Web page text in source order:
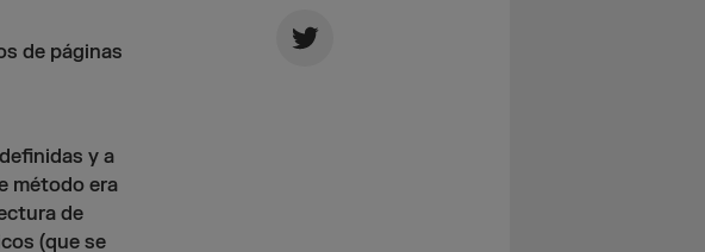
de páginas
y a
método era
de
(que se